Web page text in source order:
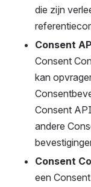
die zijn
Consent
Consent
kan
Consent
andere
Consent
een